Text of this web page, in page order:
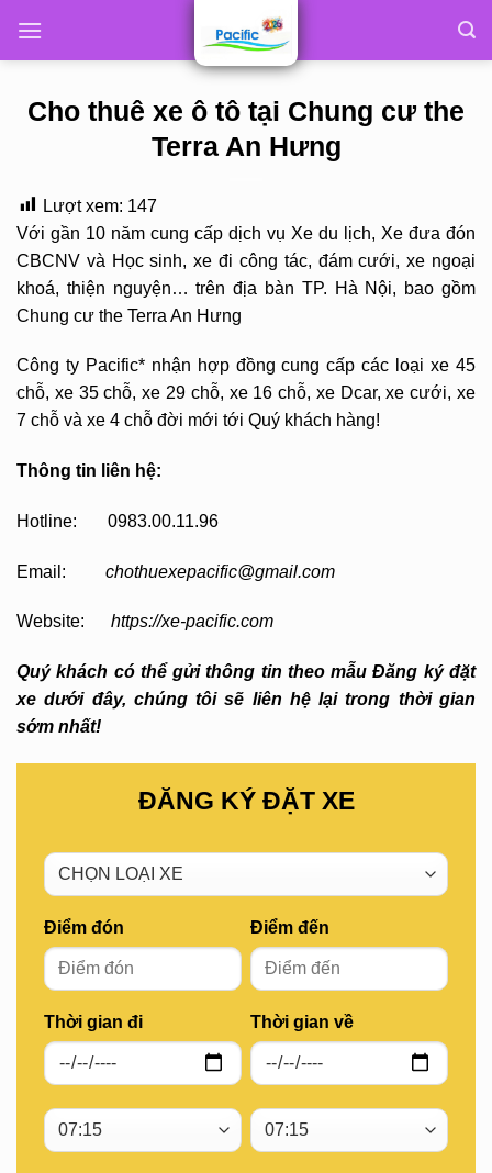
Cho thuê xe ô tô tại Chung cư the
Terra An Hưng
Lượt xem: 147
Với gần 10 năm cung cấp dịch vụ Xe du lịch, Xe đưa đón
CBCNV và Học sinh, xe đi công tác, đám cưới, xe ngoại
khoá, thiện nguyện… trên địa bàn TP. Hà Nội, bao gồm
Chung cư the Terra An Hưng
Công ty Pacific* nhận hợp đồng cung cấp các loại xe 45
chỗ, xe 35 chỗ, xe 29 chỗ, xe 16 chỗ, xe Dcar, xe cưới, xe
7 chỗ và xe 4 chỗ đời mới tới Quý khách hàng!
Thông tin liên hệ:
Hotline: 0983.00.11.96
Email: chothuexepacific@gmail.com
Website: https://xe-pacific.com
Quý khách có thể gửi thông tin theo mẫu Đăng ký đặt
xe dưới đây, chúng tôi sẽ liên hệ lại trong thời gian
sớm nhất!
ĐĂNG KÝ ĐẶT XE
Điểm đón
Thời gian đi
Điểm đến
Thời gian về